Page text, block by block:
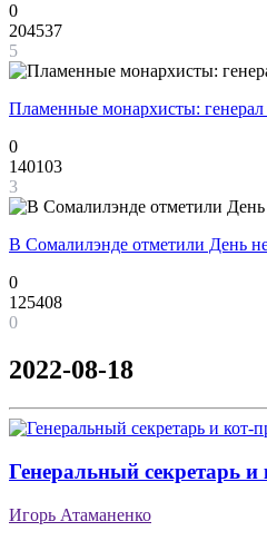
0
204537
5
Пламенные монархисты: генерал
0
140103
3
В Сомалилэнде отметили День
0
125408
0
2022-08-18
Генеральный секретарь и
Игорь Атаманенко